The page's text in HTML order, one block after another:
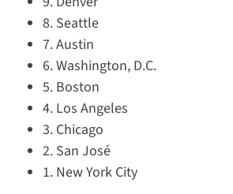
8. Seattle
7. Austin
6. Washington, D.C.
5. Boston
4. Los Angeles
3. Chicago
2. San José
1. New York City